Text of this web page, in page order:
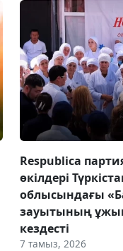
Respublica
өкілдері
облысындағы
зауытының
кездесті
7 тамыз, 2026